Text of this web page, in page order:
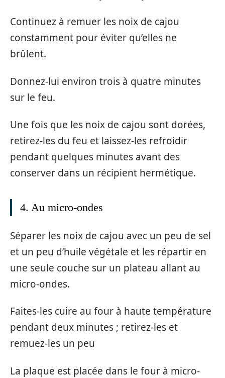
Continuez à remuer les noix de cajou
constamment pour éviter qu’elles ne
brûlent.
Donnez-lui environ trois à quatre minutes
sur le feu.
Une fois que les noix de cajou sont dorées,
retirez-les du feu et laissez-les refroidir
pendant quelques minutes avant des
conserver dans un récipient hermétique.
4. Au micro-ondes
Séparer les noix de cajou avec un peu de sel
et un peu d’huile végétale et les répartir en
une seule couche sur un plateau allant au
micro-ondes.
Faites-les cuire au four à haute température
pendant deux minutes ; retirez-les et
remuez-les un peu
La plaque est placée dans le four à micro-